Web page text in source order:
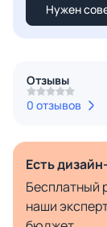
Нужен
Отзывы
0 отзывов
Есть
Бесплатный
наши